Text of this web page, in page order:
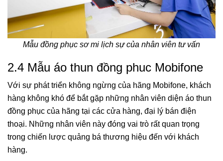
Mẫu đồng phục sơ mi lịch sự của nhân viên tư vấn
2.4 Mẫu áo thun đồng phuc Mobifone
Với sự phát triển không ngừng của hãng Mobifone, khách
hàng không khó để bắt gặp những nhân viên diện áo thun
đồng phục của hãng tại các cửa hàng, đại lý bán điện
thoại. Những nhân viên này đóng vai trò rất quan trọng
trong chiến lược quảng bá thương hiệu đến với khách
hàng.